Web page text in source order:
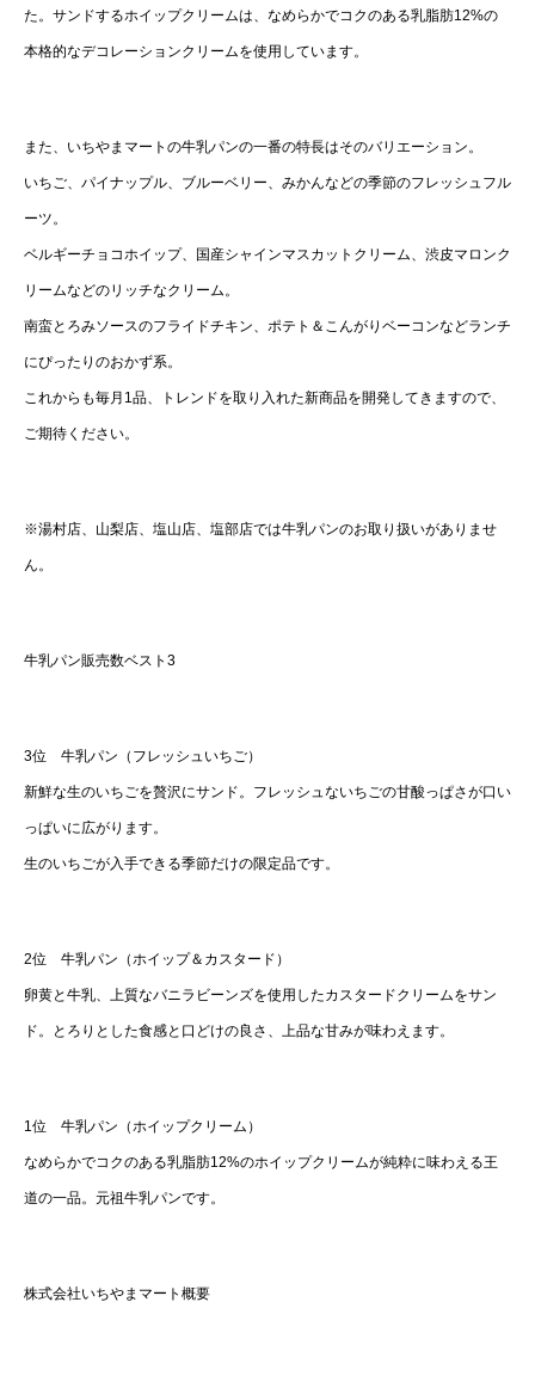
た。サンドするホイップクリームは、なめらかでコクのある乳脂肪12%の
本格的なデコレーションクリームを使用しています。
また、いちやまマートの牛乳パンの一番の特長はそのバリエーション。
いちご、パイナップル、ブルーベリー、みかんなどの季節のフレッシュフル
ーツ。
ベルギーチョコホイップ、国産シャインマスカットクリーム、渋皮マロンク
リームなどのリッチなクリーム。
南蛮とろみソースのフライドチキン、ポテト＆こんがりベーコンなどランチ
にぴったりのおかず系。
これからも毎月1品、トレンドを取り入れた新商品を開発してきますので、
ご期待ください。
※湯村店、山梨店、塩山店、塩部店では牛乳パンのお取り扱いがありませ
ん。
牛乳パン販売数ベスト3
3位 牛乳パン（フレッシュいちご）
新鮮な生のいちごを贅沢にサンド。フレッシュないちごの甘酸っぱさが口い
っぱいに広がります。
生のいちごが入手できる季節だけの限定品です。
2位 牛乳パン（ホイップ＆カスタード）
卵黄と牛乳、上質なバニラビーンズを使用したカスタードクリームをサン
ド。とろりとした食感と口どけの良さ、上品な甘みが味わえます。
1位 牛乳パン（ホイップクリーム）
なめらかでコクのある乳脂肪12%のホイップクリームが純粋に味わえる王
道の一品。元祖牛乳パンです。
株式会社いちやまマート概要